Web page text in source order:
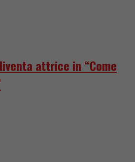
attrice in “Come